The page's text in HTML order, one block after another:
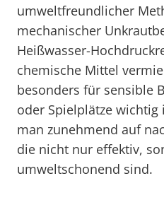
umweltfreundlicher
mechanischer
Heißwasser-
chemische Mittel
besonders für sensible
oder Spielplätze wichtig
man zunehmend auf
die nicht nur effektiv,
umweltschonend sind.